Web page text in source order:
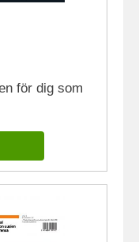
för dig som